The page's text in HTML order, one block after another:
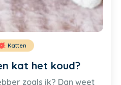
Katten
kat het koud?
zoals ik? Dan weet